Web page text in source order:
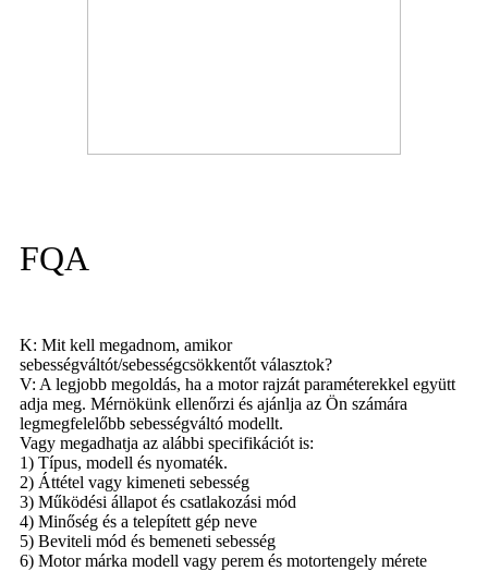
FQA
K: Mit kell megadnom, amikor
sebességváltót/sebességcsökkentőt választok?
V: A legjobb megoldás, ha a motor rajzát paraméterekkel együtt
adja meg. Mérnökünk ellenőrzi és ajánlja az Ön számára
legmegfelelőbb sebességváltó modellt.
Vagy megadhatja az alábbi specifikációt is:
1) Típus, modell és nyomaték.
2) Áttétel vagy kimeneti sebesség
3) Működési állapot és csatlakozási mód
4) Minőség és a telepített gép neve
5) Beviteli mód és bemeneti sebesség
6) Motor márka modell vagy perem és motortengely mérete